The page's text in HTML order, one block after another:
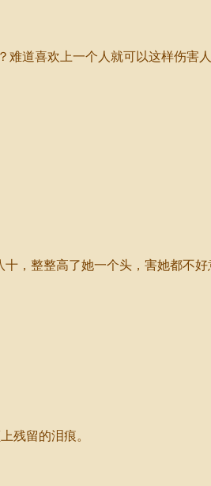
道喜欢上一个人就可以这样伤害
，整整高了她一个头，害她都不好
残留的泪痕。